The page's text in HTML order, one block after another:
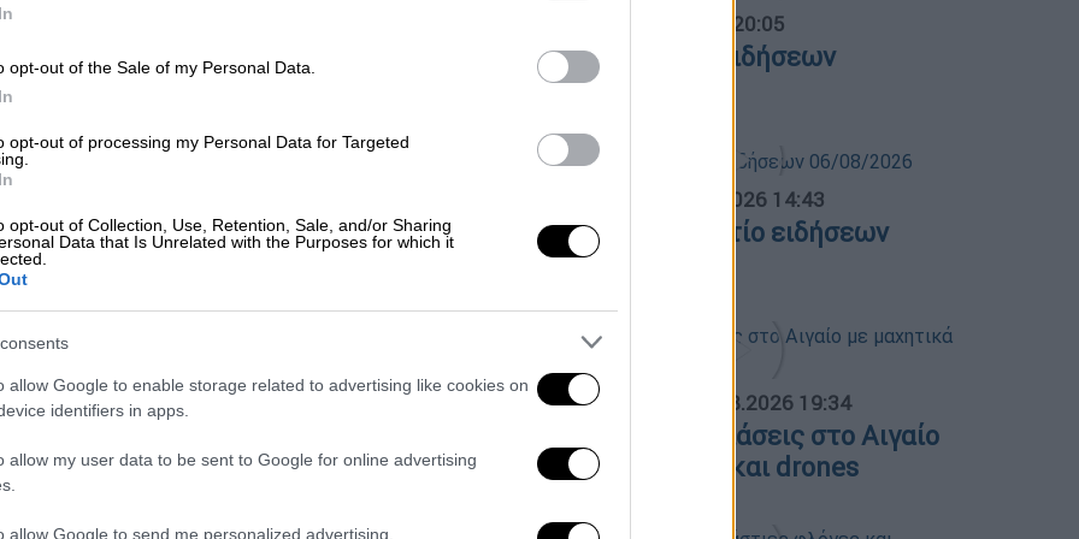
opt-out of the Sale of my Personal Data.
opt-out of processing my Personal Data for Targeted
opt-out of Collection, Use, Retention, Sale, and/or Sharing
Data that Is Unrelated with the Purposes for which it
allow Google to enable storage related to advertising like cookies on
identifiers in apps.
allow my user data to be sent to Google for online advertising
allow Google to send me personalized advertising.
σφραγίδα Ούμπιδες - Νίκησε 2-1
Με τον Αργεντινό να σκοράρει, να
ομάδα του Περιστερίου πήρε νίκη
που τη φέρνει με το ενάμιση πόδι
Αθλητισμός| 25.07.2019 16:28
Europa League: Ρίχνονται στη
06.08.2026 20:05
Κεντρικό δελτίο ειδήσεων
06/08/2026
06.08.2026 14:43
Μεσημεριανό δελτίο ειδήσεων
06/08/2026
ΑΠΟΣΠΑΣΜΑΤΑ... 06.08.2026 19:34
Τουρκικές παραβιάσεις στο Αιγαίο
με μαχητικά F-16 και drones